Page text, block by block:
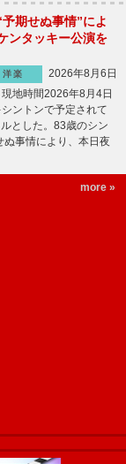
期せぬ事情”によ
ンタッキー公演を
洋楽
2026年8月6日
地時間2026年8月4日
ントンで予定されて
とした。83歳のシン
事情により、本日夜
more »